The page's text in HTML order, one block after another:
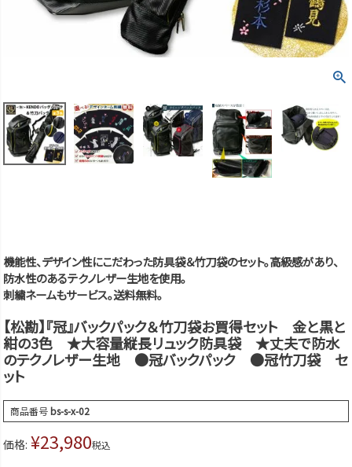
機能性、デザイン性にこだわった防具袋＆竹刀袋のセット。高級感があり、
防水性のあるテクノレザー生地を使用。
刺繍ネームもサービス。送料無料。
【松勘】『冠』バックパック＆竹刀袋お買得セット 金と黒と
紺の3色 ★大容量縦長リュック防具袋 ★丈夫で防水
のテクノレザー生地 ●冠バックパック ●冠竹刀袋 セ
ット
商品番号bs-s-x-02
価格: ¥23,980税込